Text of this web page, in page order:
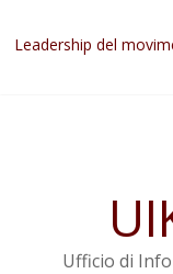
Abdullah Öcalan: Le
legge positiva
Leadership del
Commissione donne
Non tenere conto
Il KNK chiede
Ufficio di